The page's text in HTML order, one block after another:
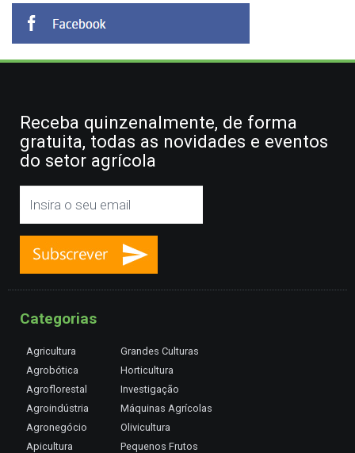
Receba quinzenalmente, de forma
gratuita, todas as novidades e eventos
do setor agrícola
Categorias
Agricultura
Agrobótica
Agroflorestal
Agroindústria
Agronegócio
Apicultura
Grandes Culturas
Horticultura
Investigação
Máquinas Agrícolas
Olivicultura
Pequenos Frutos